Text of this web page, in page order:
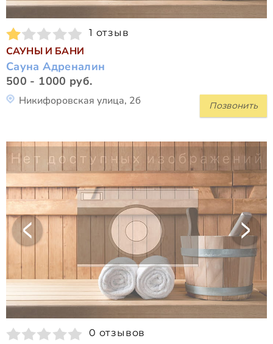
1 отзыв
САУНЫ И БАНИ
Сауна Адреналин
500 - 1000 руб.
Позвонить
Никифоровская улица, 2б
0 отзывов